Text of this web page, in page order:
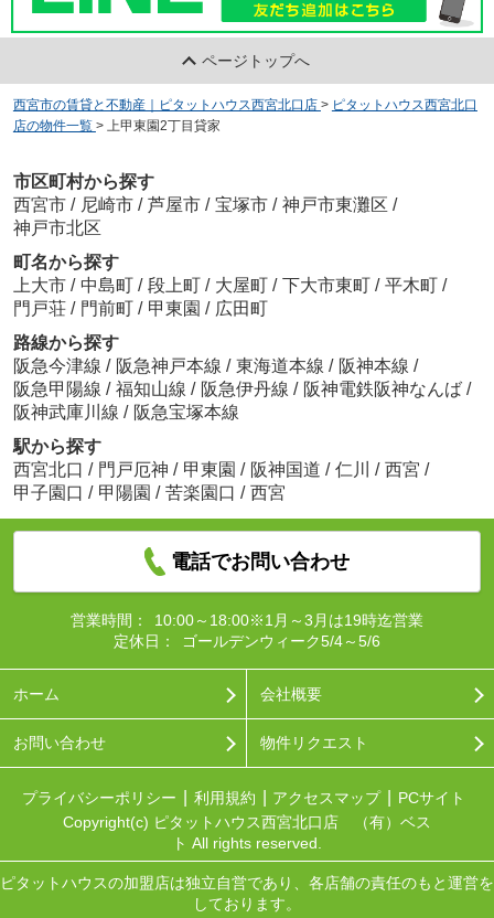
ページトップへ
西宮市の賃貸と不動産｜ピタットハウス西宮北口店 > ピタットハウス西宮北口
店の物件一覧 > 上甲東園2丁目貸家
市区町村から探す
西宮市 / 尼崎市 / 芦屋市 / 宝塚市 / 神戸市東灘区 /
神戸市北区
町名から探す
上大市 / 中島町 / 段上町 / 大屋町 / 下大市東町 / 平木町 /
門戸荘 / 門前町 / 甲東園 / 広田町
路線から探す
阪急今津線 / 阪急神戸本線 / 東海道本線 / 阪神本線 /
阪急甲陽線 / 福知山線 / 阪急伊丹線 / 阪神電鉄阪神なんば /
阪神武庫川線 / 阪急宝塚本線
駅から探す
西宮北口 / 門戸厄神 / 甲東園 / 阪神国道 / 仁川 / 西宮 /
甲子園口 / 甲陽園 / 苦楽園口 / 西宮
電話でお問い合わせ
営業時間：
10:00～18:00※1月～3月は19時迄営業
定休日：
ゴールデンウィーク5/4～5/6
ホーム 会社概要
お問い合わせ 物件リクエスト
プライバシーポリシー 利用規約 アクセスマップ
PCサイト
Copyright(c) ピタットハウス西宮北口店 （有）ベス
ト All rights reserved.
ピタットハウスの加盟店は独立自営であり、各店舗の責任のもと運営を
しております。